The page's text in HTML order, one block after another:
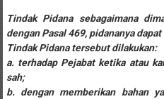
Wonogiri,
Pacitan,
Palembang,
Tindak Pidana sebagaimana
dengan Pasal 469, pidananya
Tindak Pidana tersebut dilakukan:
a. terhadap Pejabat ketika atau
sah;
b. dengan memberikan bahan